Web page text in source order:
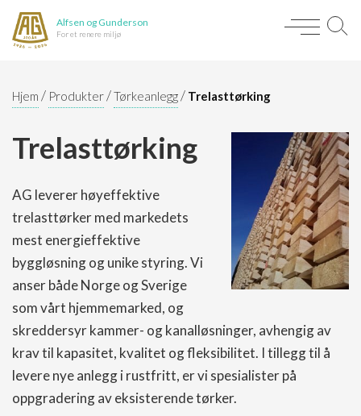
Alfsen og Gunderson
For et renere miljø
Hjem / Produkter/Tørkeanlegg/ Trelasttørking
Trelasttørking
AG leverer høyeffektive
trelasttørker med markedets
mest energieffektive
byggløsning og unike styring. Vi
anser både Norge og Sverige
som vårt hjemmemarked, og
skreddersyr kammer- og kanalløsninger, avhengig av
krav til kapasitet, kvalitet og fleksibilitet. I tillegg til å
levere nye anlegg i rustfritt, er vi spesialister på
oppgradering av eksisterende tørker.